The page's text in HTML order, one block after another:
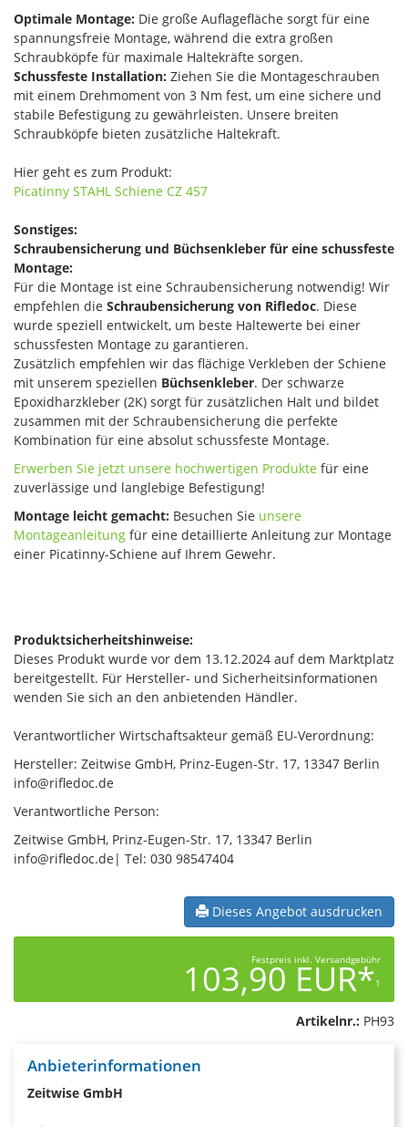
Optimale Montage: Die große Auflagefläche sorgt für eine
spannungsfreie Montage, während die extra großen
Schraubköpfe für maximale Haltekräfte sorgen.
Schussfeste Installation: Ziehen Sie die Montageschrauben
mit einem Drehmoment von 3 Nm fest, um eine sichere und
stabile Befestigung zu gewährleisten. Unsere breiten
Schraubköpfe bieten zusätzliche Haltekraft.
Hier geht es zum Produkt:
Picatinny STAHL Schiene CZ 457
Sonstiges:
Schraubensicherung und Büchsenkleber für eine schussfeste
Montage:
Für die Montage ist eine Schraubensicherung notwendig! Wir
empfehlen die Schraubensicherung von Rifledoc. Diese
wurde speziell entwickelt, um beste Haltewerte bei einer
schussfesten Montage zu garantieren.
Zusätzlich empfehlen wir das flächige Verkleben der Schiene
mit unserem speziellen Büchsenkleber. Der schwarze
Epoxidharzkleber (2K) sorgt für zusätzlichen Halt und bildet
zusammen mit der Schraubensicherung die perfekte
Kombination für eine absolut schussfeste Montage.
Erwerben Sie jetzt unsere hochwertigen Produkte für eine
zuverlässige und langlebige Befestigung!
Montage leicht gemacht: Besuchen Sie unsere
Montageanleitung für eine detaillierte Anleitung zur Montage
einer Picatinny-Schiene auf Ihrem Gewehr.
Produktsicherheitshinweise:
Dieses Produkt wurde vor dem 13.12.2024 auf dem Marktplatz
bereitgestellt. Für Hersteller- und Sicherheitsinformationen
wenden Sie sich an den anbietenden Händler.
Verantwortlicher Wirtschaftsakteur gemäß EU-Verordnung:
Hersteller: Zeitwise GmbH, Prinz-Eugen-Str. 17, 13347 Berlin
info@rifledoc.de
Verantwortliche Person:
Zeitwise GmbH, Prinz-Eugen-Str. 17, 13347 Berlin
info@rifledoc.de| Tel: 030 98547404
Dieses Angebot ausdrucken
Festpreis inkl. Versandgebühr
103,90 EUR*1
Artikelnr.: PH93
Anbieterinformationen
Zeitwise GmbH